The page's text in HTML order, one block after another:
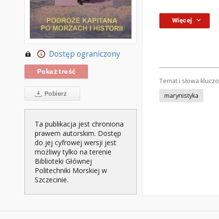
Dostęp ograniczony
Pokaż treść
Pobierz
Ta publikacja jest chroniona
prawem autorskim. Dostęp
do jej cyfrowej wersji jest
możliwy tylko na terenie
Biblioteki Głównej
Politechniki Morskiej w
Szczecinie.
Więcej
Temat i słowa
marynistyka